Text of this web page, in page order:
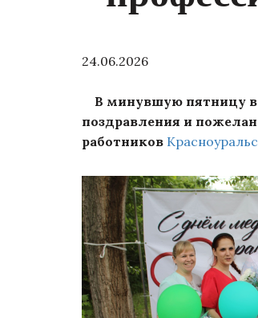
24.06.2026
В минувшую пятницу в
поздравления и
работников